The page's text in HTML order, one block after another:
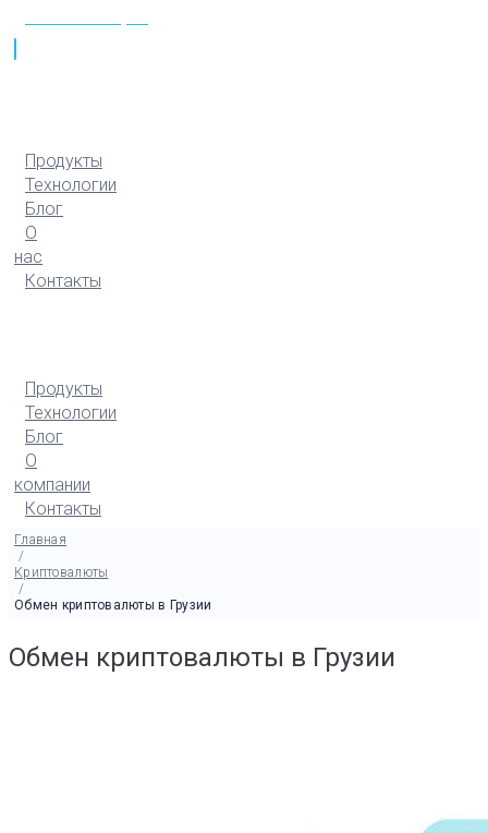
Продукты
Технологии
Блог
О
нас
Контакты
Продукты
Технологии
Блог
О
компании
Контакты
Главная
/
Криптовалюты
/
Обмен криптовалюты в Грузии
Обмен криптовалюты в Грузии